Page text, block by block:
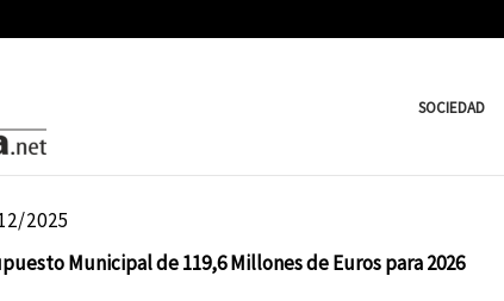
SOCIEDAD
2025
Municipal de 119,6 Millones de Euros para 2026